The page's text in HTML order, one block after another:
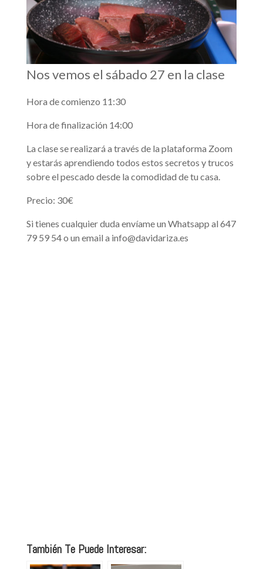
Nos vemos el sábado 27 en la clase
Hora de comienzo 11:30
Hora de finalización 14:00
La clase se realizará a través de la plataforma Zoom
y estarás aprendiendo todos estos secretos y trucos
sobre el pescado desde la comodidad de tu casa.
Precio: 30€
Si tienes cualquier duda envíame un Whatsapp al 647
79 59 54 o un email a info@davidariza.es
También Te Puede Interesar: